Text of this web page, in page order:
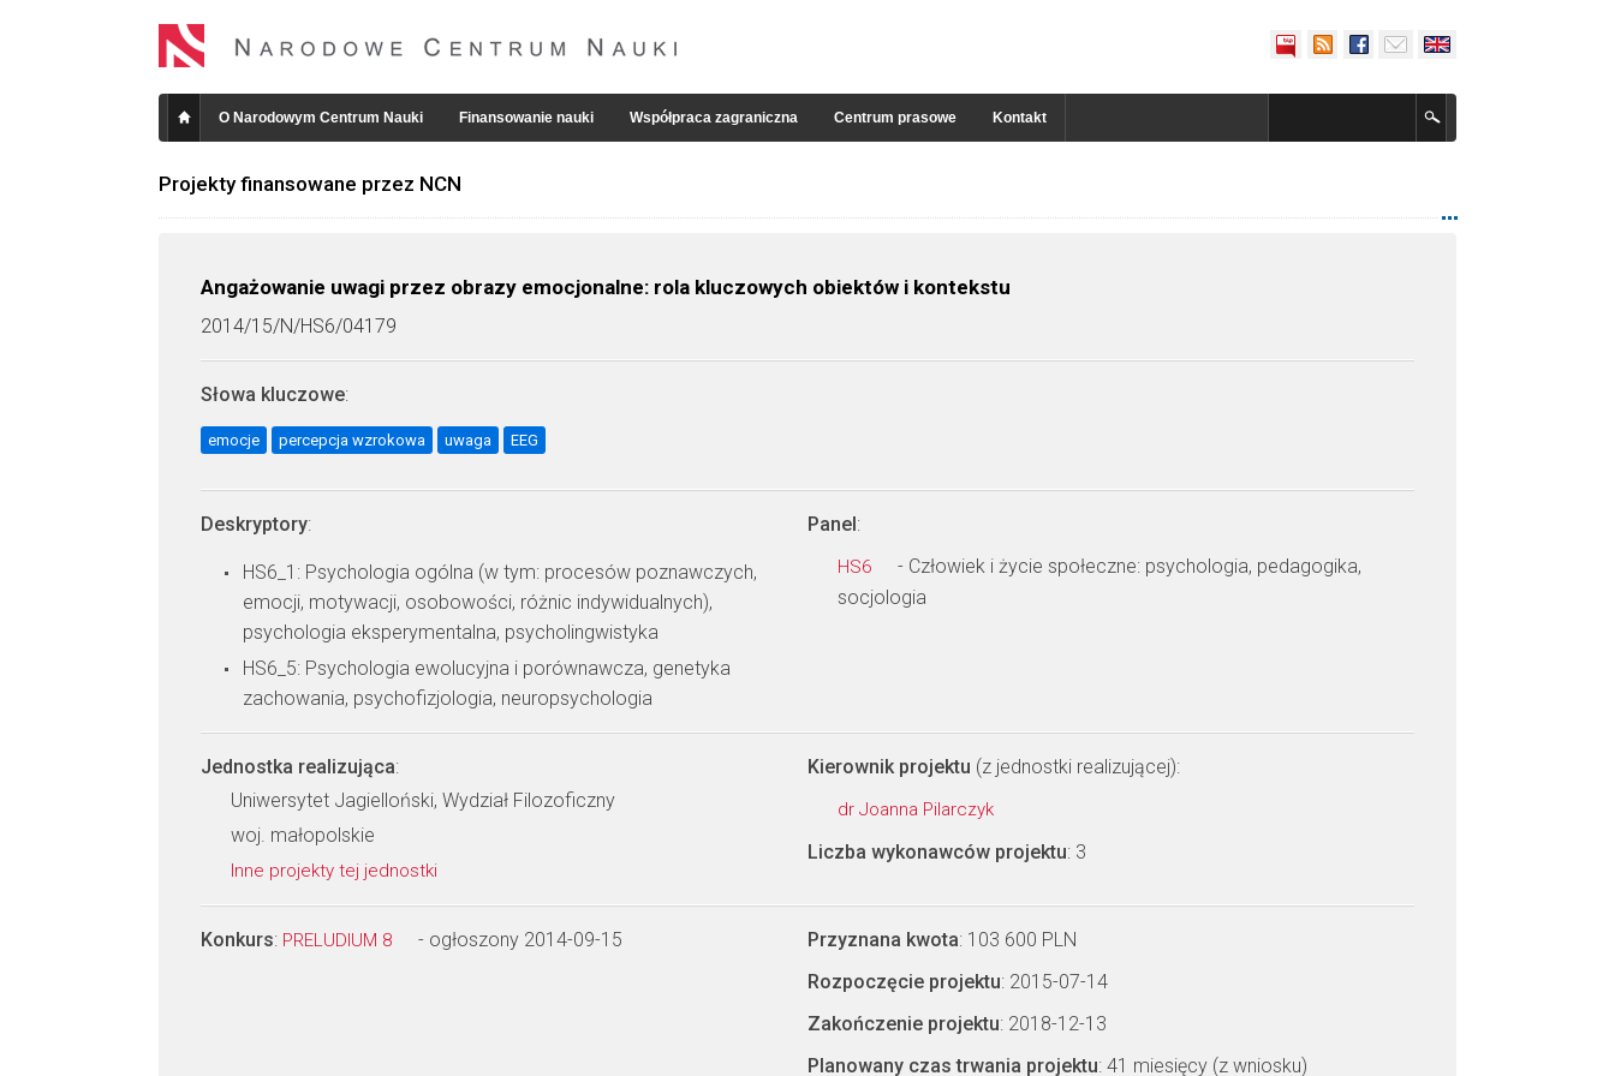
O Narodowym Centrum Nauki Finansowanie nauki Współpraca zagraniczna Centrum prasowe Kontakt
Projekty finansowane przez NCN
Angażowanie uwagi przez obrazy emocjonalne: rola kluczowych obiektów i kontekstu
2014/15/N/HS6/04179
Słowa kluczowe:
emocje percepcja wzrokowa uwaga EEG
Deskryptory:
HS6_1: Psychologia ogólna (w tym: procesów poznawczych,
emocji, motywacji, osobowości, różnic indywidualnych),
psychologia eksperymentalna, psycholingwistyka
HS6_5: Psychologia ewolucyjna i porównawcza, genetyka
zachowania, psychofizjologia, neuropsychologia
Panel:
HS6
- Człowiek i życie społeczne: psychologia, pedagogika,
socjologia
Jednostka realizująca:
Uniwersytet Jagielloński, Wydział Filozoficzny
woj. małopolskie
Inne projekty tej jednostki
Kierownik projektu (z jednostki realizującej):
dr Joanna Pilarczyk
Liczba wykonawców projektu: 3
Konkurs: PRELUDIUM 8 - ogłoszony 2014-09-15 Przyznana kwota: 103 600 PLN
Rozpoczęcie projektu: 2015-07-14
Zakończenie projektu: 2018-12-13
Planowany czas trwania projektu: 41 miesięcy (z wniosku)